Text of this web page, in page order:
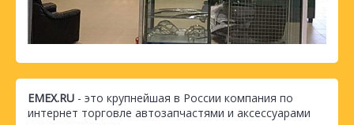
EMEX.RU - это крупнейшая в России компания по
интернет торговле автозапчастями и аксессуарами